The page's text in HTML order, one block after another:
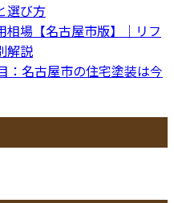
選び方
相場【名古屋市版】｜リフ
解説
：名古屋市の住宅塗装は今